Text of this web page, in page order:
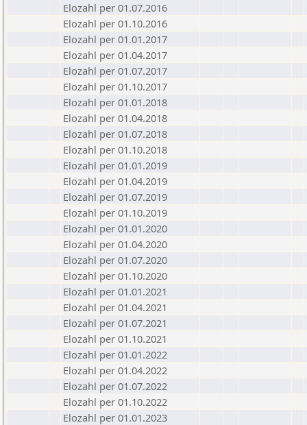
Elozahl per 01.07.2016
Elozahl per 01.10.2016
Elozahl per 01.01.2017
Elozahl per 01.04.2017
Elozahl per 01.07.2017
Elozahl per 01.10.2017
Elozahl per 01.01.2018
Elozahl per 01.04.2018
Elozahl per 01.07.2018
Elozahl per 01.10.2018
Elozahl per 01.01.2019
Elozahl per 01.04.2019
Elozahl per 01.07.2019
Elozahl per 01.10.2019
Elozahl per 01.01.2020
Elozahl per 01.04.2020
Elozahl per 01.07.2020
Elozahl per 01.10.2020
Elozahl per 01.01.2021
Elozahl per 01.04.2021
Elozahl per 01.07.2021
Elozahl per 01.10.2021
Elozahl per 01.01.2022
Elozahl per 01.04.2022
Elozahl per 01.07.2022
Elozahl per 01.10.2022
Elozahl per 01.01.2023